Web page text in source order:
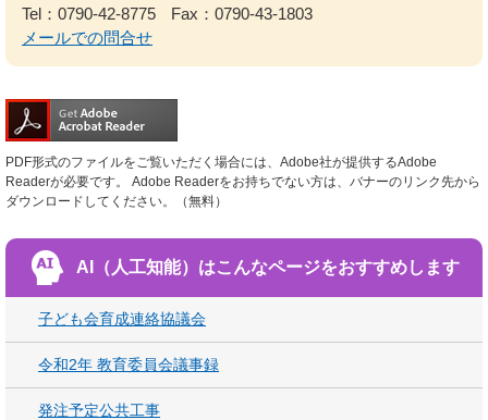
Tel：0790-42-8775
Fax：0790-43-1803
メールでの問合せ
PDF形式のファイルをご覧いただく場合には、Adobe社が提供するAdobe
Readerが必要です。
Adobe Readerをお持ちでない方は、バナーのリンク先から
ダウンロードしてください。（無料）
AI（人工知能）はこんなページをおすすめします
子ども会育成連絡協議会
令和2年 教育委員会議事録
発注予定公共工事